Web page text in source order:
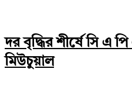
দর বৃদ্ধির শীর্ষে সি এ
মিউচুয়াল